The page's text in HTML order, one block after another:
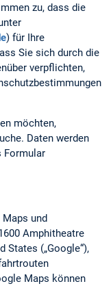
zu, dass die
) für Ihre
Sie sich durch die
verpflichten,
möchten,
Daten werden
Formular
Maps und
Amphitheatre
States („Google“),
Maps können